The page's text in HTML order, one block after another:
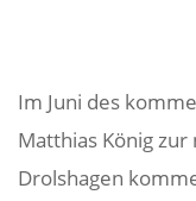
Im Juni des
Matthias König
Drol­s­hagen